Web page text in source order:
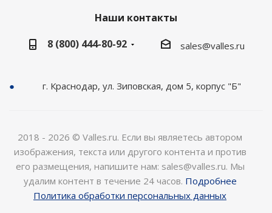
Наши контакты
8 (800) 444-80-92
sales@valles.ru
г. Краснодар, ул. Зиповская, дом 5, корпус "Б"
2018 - 2026 © Valles.ru. Если вы являетесь автором
изображения, текста или другого контента и против
его размещения, напишите нам: sales@valles.ru. Мы
удалим контент в течение 24 часов. Подробнее
Политика обработки персональных данных